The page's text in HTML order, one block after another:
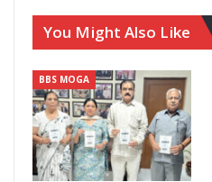
You Might Also Like
BBS MOGA